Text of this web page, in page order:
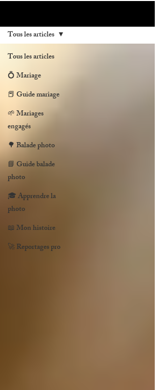
Tous les articles
💍 Mariage
📕 Guide mariage
🌱 Mariages
engagés
🌳 Balade photo
📘 Guide balade
photo
🎓 Apprendre la
photo
📖 Mon histoire
🚀 Reportages pro
Tous les articles